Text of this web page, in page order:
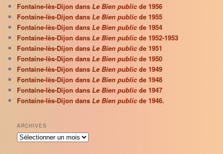
Fontaine-lès-Dijon dansLe Bien publicde 1956
Fontaine-lès-Dijon dansLe Bien publicde 1955
Fontaine-lès-Dijon dansLe Bien publicde 1954
Fontaine-lès-Dijon dansLe Bien publicde 1952-1953
Fontaine-lès-Dijon dansLe Bien publicde 1951
Fontaine-lès-Dijon dansLe Bien publicde 1950
Fontaine-lès-Dijon dansLe Bien publicde 1949
Fontaine-lès-Dijon dansLe Bien publicde 1948
Fontaine-lès-Dijon dansLe Bien publicde 1947
Fontaine-lès-Dijon dansLe Bien publicde 1946.
ARCHIVES
Archives